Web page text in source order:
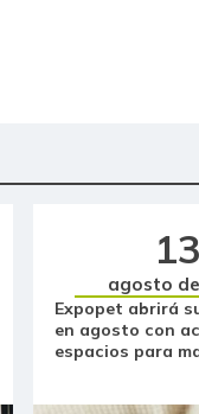
13
agosto
Expopet abrirá
en agosto con
espacios para